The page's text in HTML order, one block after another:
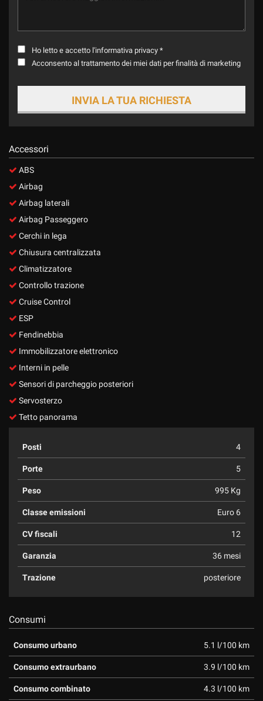
Ho letto e accetto l'informativa privacy *
Acconsento al trattamento dei miei dati per finalità di marketing
INVIA LA TUA RICHIESTA
Accessori
ABS
Airbag
Airbag laterali
Airbag Passeggero
Cerchi in lega
Chiusura centralizzata
Climatizzatore
Controllo trazione
Cruise Control
ESP
Fendinebbia
Immobilizzatore elettronico
Interni in pelle
Sensori di parcheggio posteriori
Servosterzo
Tetto panorama
Posti 4
Porte 5
Peso 995 Kg
Classe emissioni Euro 6
CV fiscali 12
Garanzia 36 mesi
Trazione posteriore
Consumi
Consumo urbano 5.1 l/100 km
Consumo extraurbano 3.9 l/100 km
Consumo combinato 4.3 l/100 km